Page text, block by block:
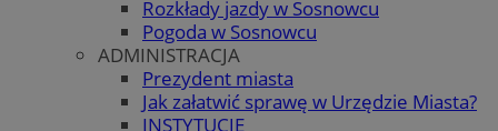
Rozkłady jazdy w Sosnowcu
Pogoda w Sosnowcu
ADMINISTRACJA
Prezydent miasta
Jak załatwić sprawę w Urzędzie Miasta?
INSTYTUCJE